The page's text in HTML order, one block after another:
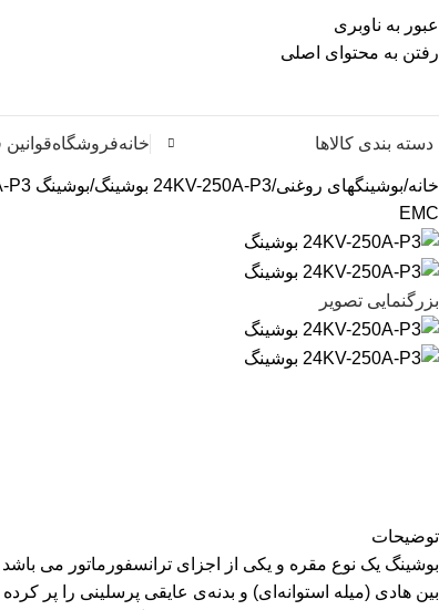
عبور به ناوبری
رفتن به محتوای اصلی
دسته بندی کالاها خانهفروشگاه
خانه بوشینگهای روغنی 24KV-250A-P3 بوشینگ
بوشینگ 24KV-250A-P3
EMC
بزرگنمایی تصویر
توضیحات
بوشینگ یک نوع مقره و یکی از اجزای ترانسفورماتور می
بین هادی (میله استوانه‌ای) و بدنه‌ی عایقی پرسلینی را پر